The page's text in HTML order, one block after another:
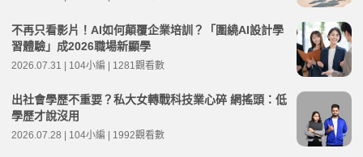
不再只看影片！AI如何顛覆企業培訓？「圍繞AI設計學
習體驗」成2026職場新顯學
2026.07.31 | 104小編 | 1281觀看數
出社會學歷不重要？私大女轉戰科技業心碎 網搖頭：低
學歷才說沒用
2026.07.28 | 104小編 | 1992觀看數